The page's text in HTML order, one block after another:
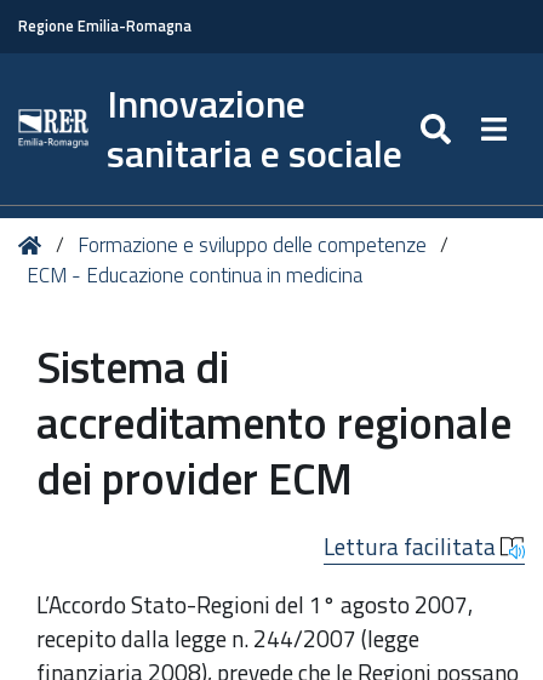
Regione Emilia-Romagna
Innovazione
sanitaria e sociale
Tu
sei
HomeFormazione e sviluppo delle competenze
ECM - Educazione continua in medicina
Sistema di
accreditamento regionale
dei provider ECM
Lettura facilitata
L’Accordo Stato-Regioni del 1° agosto 2007,
recepito dalla legge n. 244/2007 (legge
finanziaria 2008), prevede che le Regioni possano